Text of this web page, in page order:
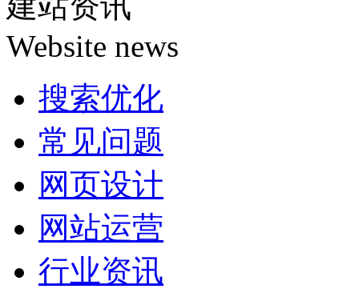
Website news
搜索优化
常见问题
网页设计
网站运营
行业资讯